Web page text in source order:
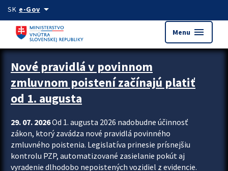
Preskocit na hlavný obsah
SK e-Govarrow_drop_down
Menu menu
Zastavit automatický posun upútavok
Nové pravidlá v povinnom
zmluvnom poistení začínajú platiť
od 1. augusta
29. 07. 2026Od 1. augusta 2026 nadobudne účinnosť
zákon, ktorý zavádza nové pravidlá povinného
zmluvného poistenia. Legislatíva prinesie prísnejšiu
kontrolu PZP, automatizované zasielanie pokút aj
vyradenie dlhodobo nepoistených vozidiel z evidencie.